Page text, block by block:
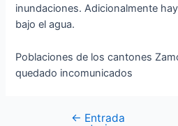
inundaciones. Adicionalmente
bajo el agua.
Poblaciones de los cantones
quedado incomunicados
← Entrada